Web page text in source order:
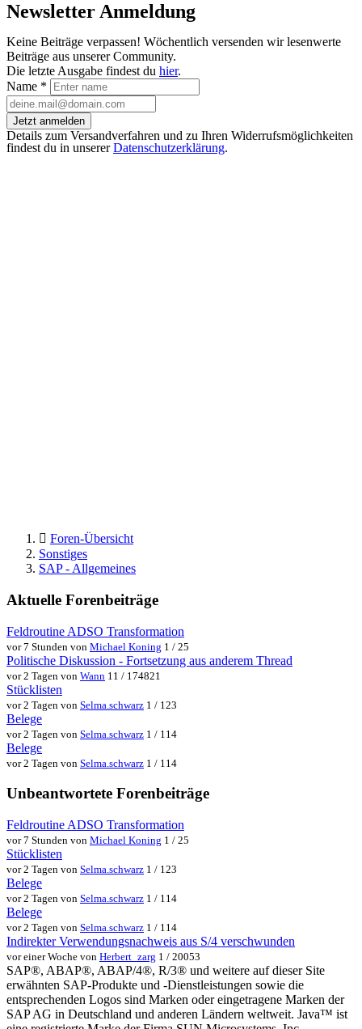
Newsletter Anmeldung
Keine Beiträge verpassen! Wöchentlich versenden wir lesenwerte
Beiträge aus unserer Community.
Die letzte Ausgabe findest du hier.
Name *
Jetzt anmelden
Details zum Versandverfahren und zu Ihren Widerrufsmöglichkeiten
findest du in unsererDatenschutzerklärung.
Foren-Übersicht
Sonstiges
SAP - Allgemeines
Aktuelle Forenbeiträge
Feldroutine ADSO Transformation
vor 7 Stunden von Michael Koning 1 / 25
Politische Diskussion - Fortsetzung aus anderem Thread
vor 2 Tagen von Wann 11 / 174821
Stücklisten
vor 2 Tagen von Selma.schwarz 1 / 123
Belege
vor 2 Tagen von Selma.schwarz 1 / 114
Belege
vor 2 Tagen von Selma.schwarz 1 / 114
Unbeantwortete Forenbeiträge
Feldroutine ADSO Transformation
vor 7 Stunden von Michael Koning 1 / 25
Stücklisten
vor 2 Tagen von Selma.schwarz 1 / 123
Belege
vor 2 Tagen von Selma.schwarz 1 / 114
Belege
vor 2 Tagen von Selma.schwarz 1 / 114
Indirekter Verwendungsnachweis aus S/4 verschwunden
vor einer Woche von Herbert_zarg 1 / 20053
SAP®, ABAP®, ABAP/4®, R/3® und weitere auf dieser Site
erwähnten SAP-Produkte und -Dienstleistungen sowie die
entsprechenden Logos sind Marken oder eingetragene Marken der
SAP AG in Deutschland und anderen Ländern weltweit. Java™ ist